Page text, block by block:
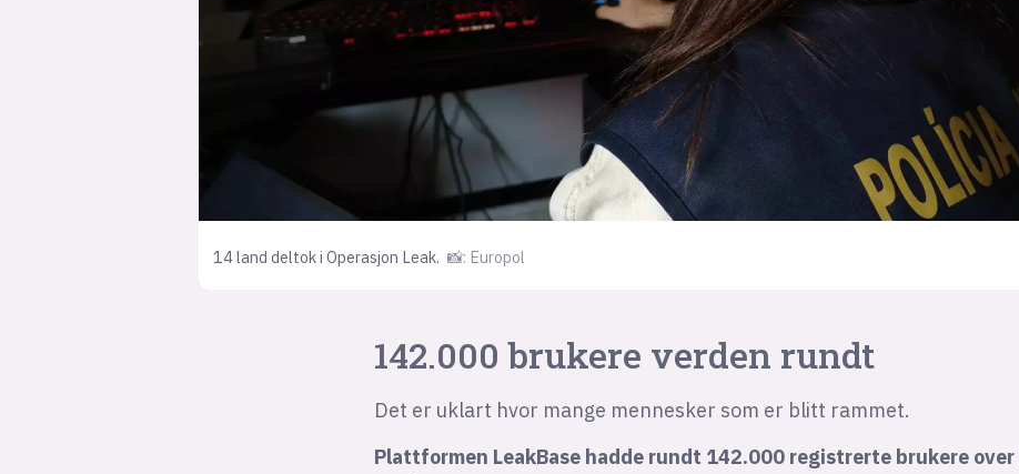
14 land deltok i Operasjon Leak. 📸: Europol
142.000 brukere verden rundt
Det er uklart hvor mange mennesker som er blitt rammet.
Plattformen LeakBase hadde rundt 142.000 registrerte brukere over